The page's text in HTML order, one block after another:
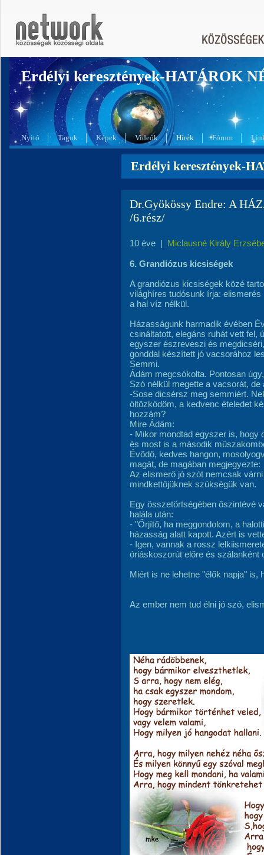
Erdélyi keresztények-HATÁROK
Nyitó Tagok Képek Videók Hírek Fórum
Erdélyi keresztények-
Dr.Gyökössy Endre: A
/6.rész/
10 éve | Miclausné Király
6. Grandiózus kicsiségek
A grandiózus kicsiségek közé
világhíres tudósunk írja:
a hal víz nélkül.
Házasságunk harmadik évében
csináltatott, elegáns ruhát vett fel,
egyszer észreveszi és
gonddal készített jó vacsorához
Semmi.
Ádám megcsókolta. Pontosan
Szó nélkül megette a vacsorát,
-Sose dicsérsz meg semmiért.
öltözködöm, a kedvenc ételedet
hozzám?
Mire Ádám:
- Mikor mondtad egyszer is, hogy
és most is a második
Évődő, kedves hangon,
magát, de magában megjegyezte:
Az elismerő jó szót nemcsak
mindkettőjüknek szükségük van.
Egy összetörtségében őszintévé
halála után:
- "Őrjítő, ha meggondolom, a
házasság alatt kapott. Azért is
- Igen, vannak a rossz
óriáskoszorút előre és szálanként
Miért is ne lehetne "élők napja" is,
Az ember nem tud élni jó szó,